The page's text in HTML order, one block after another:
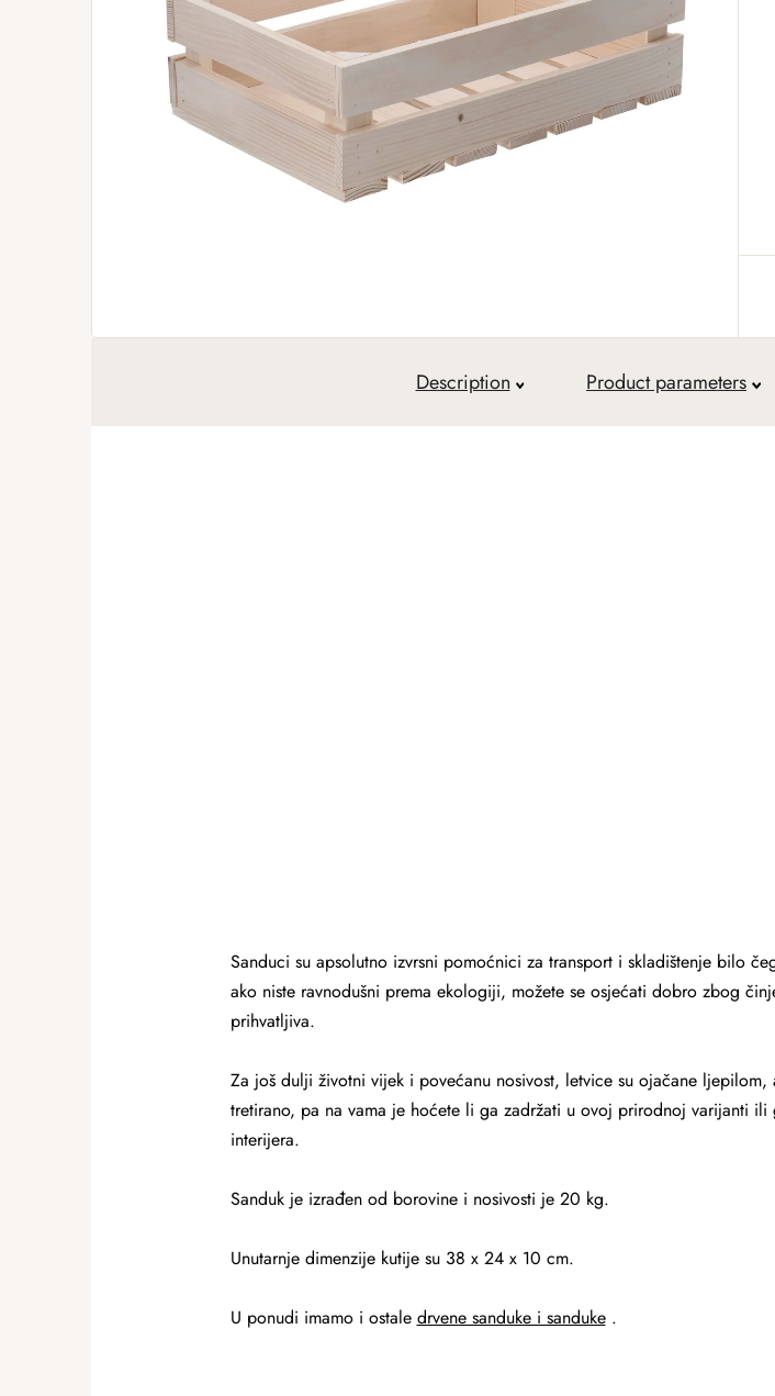
Description Product parameters
Sanduci su apsolutno izvrsni pomoćnici za transport i skladištenje bilo
ako niste ravnodušni prema ekologiji, možete se osjećati dobro zbog
prihvatljiva.
Za još dulji životni vijek i povećanu nosivost, letvice su ojačane
tretirano, pa na vama je hoćete li ga zadržati u ovoj prirodnoj varijanti
interijera.
Sanduk je izrađen od borovine i nosivosti je 20 kg.
Unutarnje dimenzije kutije su 38 x 24 x 10 cm.
U ponudi imamo i ostale drvene sanduke i sanduke.